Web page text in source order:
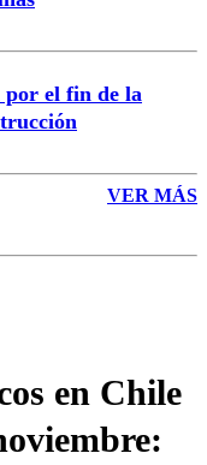
por el fin de la
VER MÁS
en Chile